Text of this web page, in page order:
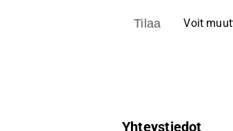
Tilaa Voit
Yhteystiedot